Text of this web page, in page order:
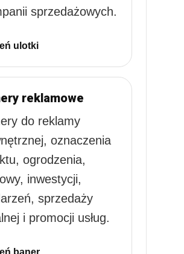
sprzedażowych.
ulotki
reklamowe
do reklamy
oznaczenia
ogrodzenia,
inwestycji,
sprzedaży
i promocji usług.
baner